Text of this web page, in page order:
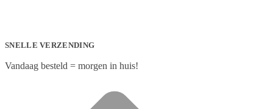
SNELLE VERZENDING
Vandaag besteld = morgen in huis!